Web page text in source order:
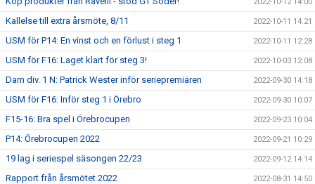
Kallelse till extra årsmöte, 8/11 2022-10-11 14:21
USM för P14: En vinst och en förlust i steg 1 2022-10-11 12:28
USM för F16: Laget klart för steg 3! 2022-10-03 12:08
Dam div. 1 N: Patrick Wester inför seriepremiären 2022-09-30 14:18
USM för F16: Inför steg 1 i Örebro 2022-09-30 10:07
F15-16: Bra spel i Örebrocupen 2022-09-23 10:04
P14: Örebrocupen 2022 2022-09-21 10:29
19 lag i seriespel säsongen 22/23 2022-09-12 14:14
Rapport från årsmötet 2022 2022-08-31 14:50